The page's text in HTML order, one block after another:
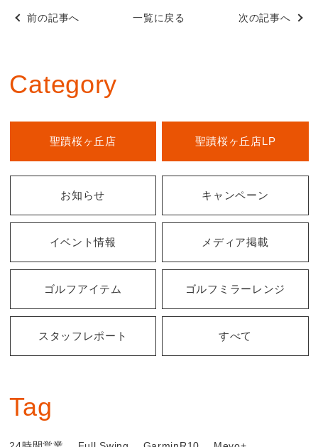
前の記事へ 次の記事へ
一覧に戻る
Category
聖蹟桜ヶ丘店 聖蹟桜ヶ丘店LP
お知らせ キャンペーン
イベント情報 メディア掲載
ゴルフアイテム ゴルフミラーレンジ
スタッフレポート すべて
Tag